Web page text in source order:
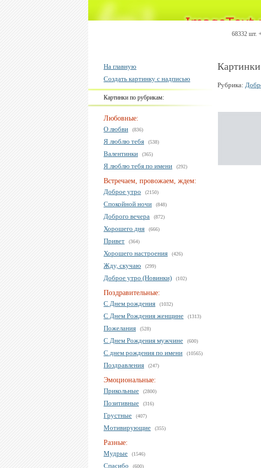
68332 шт.
На главную
Создать картинку с надписью
Картинки по рубрикам:
Любовные:
О любви
(836)
Я люблю тебя (538)
Валентинки (365)
Я люблю тебя по имени (292)
Встречаем, провожаем, ждем:
Доброе утро
(2150)
Спокойной ночи (848)
Доброго вечера (872)
Хорошего дня (666)
Привет (364)
Хорошего настроения (426)
Жду, скучаю (299)
Доброе утро (Новинки) (102)
Поздравительные:
С Днем рождения
(1032)
С Днем Рождения женщине (1313)
Пожелания (528)
С Днем Рождения мужчине (600)
С днем рождения по имени (10565)
Поздравления (247)
Эмоциональные:
Прикольные
(2800)
Позитивные (316)
Грустные (407)
Мотивирующие (355)
Разные:
Мудрые
(1546)
Спасибо (600)
Рубрика: